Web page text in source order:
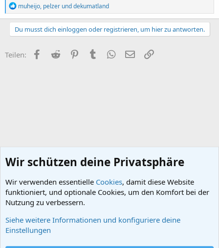
R
e
a
k
t
o
n
muheijo, pelzer unddekumatland
Du musst dich einloggen oder registrieren, um hier zu antworten.
Teilen: Facebook
Reddit PinterestTumblr WhatsApp
E-Mail
Technikgeschichte
Wir schützen deine Privatsphäre
Wir verwenden essentielle Cookies, damit diese Website
funktioniert, und optionale Cookies, um den Komfort bei der
Nutzung zu verbessern.
Siehe weitere Informationen und konfiguriere deine
Einstellungen